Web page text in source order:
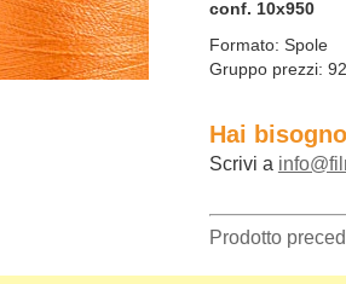
conf. 10x950
Formato: Spole
Gruppo prezzi:
Hai
Scrivi a
Prodotto